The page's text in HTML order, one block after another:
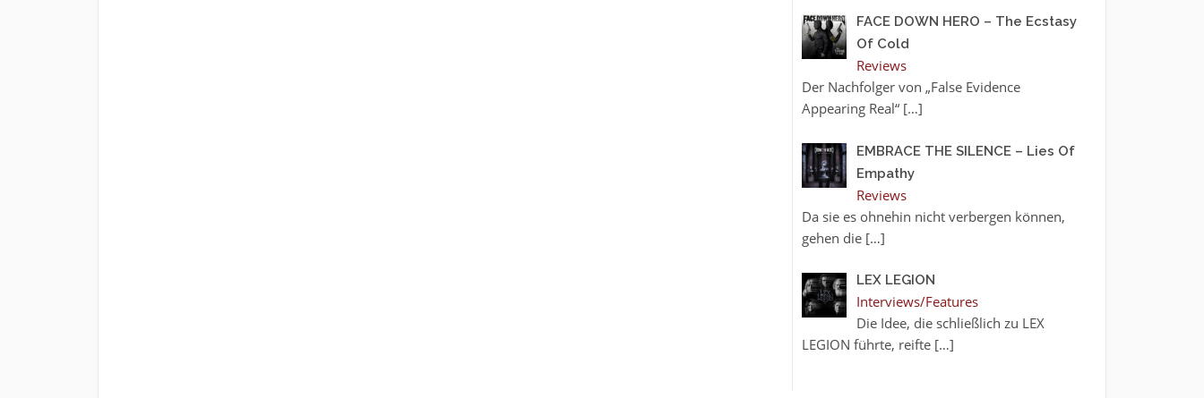
FACE DOWN HERO – The Ecstasy
Of Cold
Reviews
Der Nachfolger von „False Evidence
Appearing Real“ […]
EMBRACE THE SILENCE – Lies Of
Empathy
Reviews
Da sie es ohnehin nicht verbergen können,
gehen die […]
LEX LEGION
Interviews/Features
Die Idee, die schließlich zu LEX
LEGION führte, reifte […]